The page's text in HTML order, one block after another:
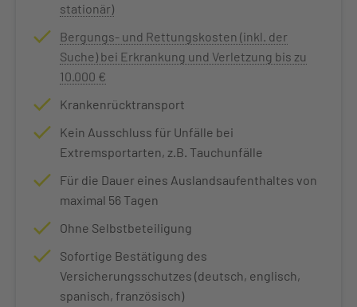
stationär)
Bergungs- und Rettungskosten (inkl. der
Suche) bei Erkrankung und Verletzung bis zu
10.000 €
Krankenrücktransport
Kein Ausschluss für Unfälle bei
Extremsportarten, z.B. Tauchunfälle
Für die Dauer eines Auslandsaufenthaltes von
maximal 56 Tagen
Ohne Selbstbeteiligung
Sofortige Bestätigung des
Versicherungsschutzes (deutsch, englisch,
spanisch, französisch)